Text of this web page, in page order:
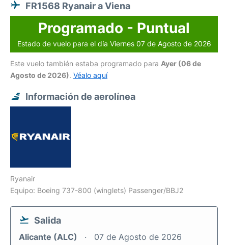
FR1568 Ryanair a Viena
Programado - Puntual
Estado de vuelo para el día Viernes 07 de Agosto de 2026
Este vuelo también estaba programado para Ayer (06 de
Agosto de 2026). Véalo aquí
Información de aerolínea
Ryanair
Equipo: Boeing 737-800 (winglets) Passenger/BBJ2
Salida
Alicante (ALC) 07 de Agosto de 2026